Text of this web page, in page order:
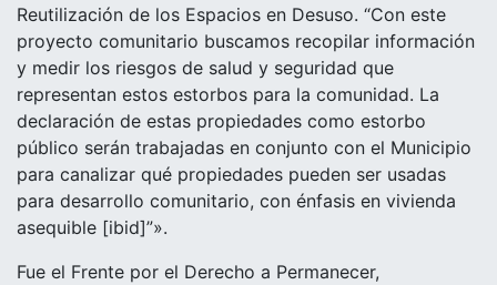
Reutilización de los Espacios en Desuso. “Con este
proyecto comunitario buscamos recopilar información
y medir los riesgos de salud y seguridad que
representan estos estorbos para la comunidad. La
declaración de estas propiedades como estorbo
público serán trabajadas en conjunto con el Municipio
para canalizar qué propiedades pueden ser usadas
para desarrollo comunitario, con énfasis en vivienda
asequible [ibid]”».
Fue el Frente por el Derecho a Permanecer,